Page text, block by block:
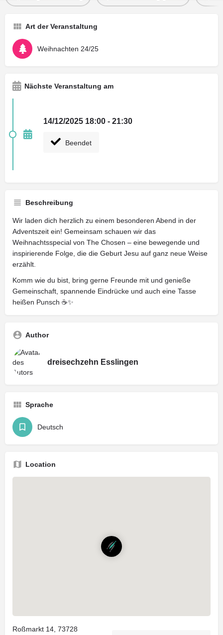
Art der Veranstaltung
Weihnachten 24/25
Nächste Veranstaltung am
14/12/2025 18:00 - 21:30
Beendet
Beschreibung
Wir laden dich herzlich zu einem besonderen Abend in der
Adventszeit ein! Gemeinsam schauen wir das
Weihnachtsspecial von The Chosen – eine bewegende und
inspirierende Folge, die die Geburt Jesu auf ganz neue Weise
erzählt.
Komm wie du bist, bring gerne Freunde mit und genieße
Gemeinschaft, spannende Eindrücke und auch eine Tasse
heißen Punsch ☕✨
Author
dreisechzehn Esslingen
Sprache
Deutsch
Location
Roßmarkt 14, 73728